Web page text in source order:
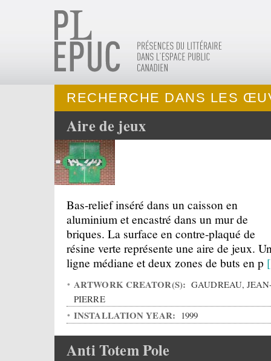
RECHERCHE DANS LES
Aire de jeux
Bas-relief inséré dans un caisson en
aluminium et encastré dans un mur de
briques. La surface en contre-plaqué de
résine verte représente une aire de jeux.
ligne médiane et deux zones de buts en p
ARTWORK CREATOR(S): GAUDREAU,
PIERRE
INSTALLATION YEAR: 1999
Anti Totem Pole